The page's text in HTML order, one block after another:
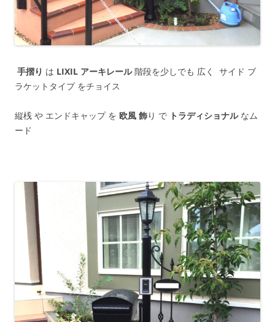
手摺り は LIXIL アーキレール階段を少しでも 広く サイド ブ
ラケットタイプ をチョイス
縦桟 や エンドキャップ を 欧風 飾り で トラディショナルなム
ード